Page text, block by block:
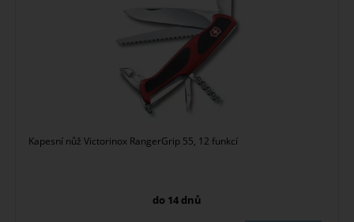
Kapesní nůž Victorinox RangerGrip 55, 12 funkcí
do 14 dnů